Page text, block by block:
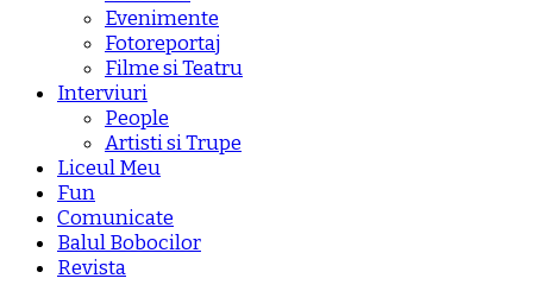
Evenimente
Fotoreportaj
Filme si Teatru
Interviuri
People
Artisti si Trupe
Liceul Meu
Fun
Comunicate
Balul Bobocilor
Revista